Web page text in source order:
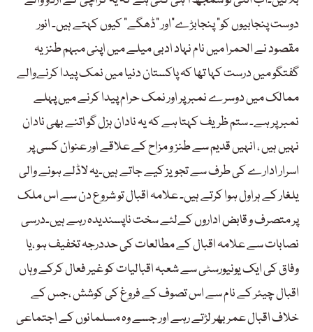
دوست پنجابیوں کو” پنجابڑے”اور “ڈھگے” کیوں کہتے ہیں۔ انور
مقصود نے الحمرا میں نام نہاد ادبی میلے میں اپنی مبہم طنزیہ
گفتگو میں درست کہا تھا کہ پاکستان دنیا میں نمک پیدا کرنےوالے
ممالک میں دوسرے نمبر پر اور نمک حرام پیدا کرنے میں پہلے
نمبر پر ہے۔ ستم ظریف کہتا ہے کہ یہ نادان ہزل گو اتنے بھی نادان
نہیں ہیں ، انہیں قدیم سے طنز و مزاح کے علاقے اور عنوان کسی پر
اسرار ادارے کی طرف سے تجویز کیے جاتے ہیں۔یہ لاڈلے ہونے والی
یلغار کے ہراول ہوا کرتے ہیں۔ علامہ اقبال تو شروع دن سے اس ملک
پر متصرف و قابض اداروں کےلئے سخت ناپسندیدہ رہے ہیں۔درسی
نصابات سے علامہ اقبال کے مطالعات کی حددرجہ تخفیف ہو ،یا
وفاق کی ایک یونیورسٹی سے شعبہ اقبالیات کو غیر فعال کرکے وہاں
اقبال چیئر کے نام سے اس تصوف کے فروغ کی کوشش ،جس کے
خلاف اقبال عمر بھر لڑتے رہے اور جسے وہ مسلمانوں کے اجتماعی